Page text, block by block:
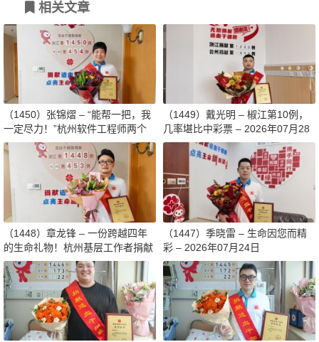
相关文章
（1450）张锦熠 – “能帮一把，我
一定尽力！”杭州软件工程师两个
月减重13斤赴生命之约 – 2026年0
8月03日
（1449）戴光明 – 椒江第10例，
几率堪比中彩票 – 2026年07月28
日
（1448）章龙锋 – 一份跨越四年
的生命礼物！杭州基层工作者捐献
造血干细胞传递希望 – 2026年07
月27日
（1447）季晓雷 – 生命因您而精
彩 – 2026年07月24日